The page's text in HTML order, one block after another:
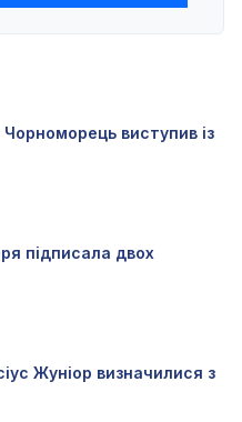
виступив із
підписала двох
Жуніор визначилися з